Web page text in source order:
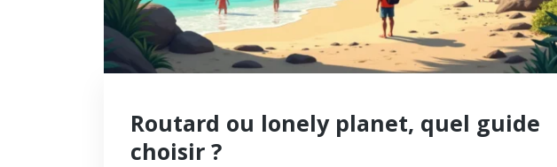
Routard ou lonely planet, quel guide
choisir ?